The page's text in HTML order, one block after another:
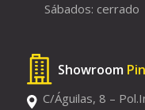
Sábados: cerrado
Showroom
C/Águilas, 8 –